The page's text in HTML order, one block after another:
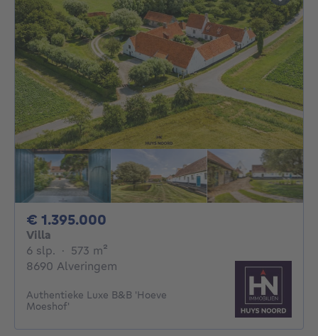
€ 1.395.000
Villa
6 slp. 6 slaapkamers
· 573 m²
8690 Alveringem
Authentieke Luxe B&B 'Hoeve
Moeshof'